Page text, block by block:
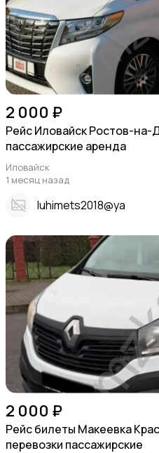
2 000 ₽
Рейс Иловайск Ростов-на-
пассажирские аренда
Иловайск
1 месяц назад
Iuhimets2018@ya
2 000 ₽
Рейс билеты Макеевка
перевозки пассажирские